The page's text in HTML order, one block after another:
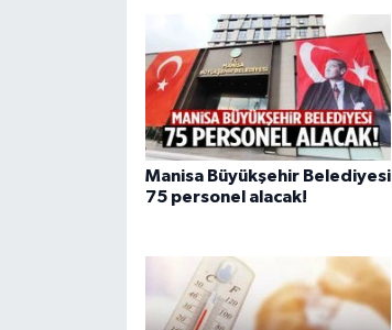
Manisa Büyükşehir Belediyesi
75 personel alacak!